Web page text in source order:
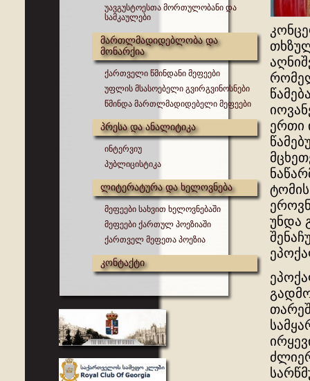
უავგუსტოესთა მორთულობანი და
სამკაულები
მართლმადიდებლობა და
მონარქია
ქართველი წმინდანი მეფეები
უფლის მსასოებელი გვირგვინოსნები
წმინდა მართლმადიდებელი მეფეები
პრესა და ანალიტიკა
ინტერვიუ
პუბლიცისტიკა
ლიტერატურა და ხელოვნება
მეფეები სახვით ხელოვნებაში
მეფეები ქართულ პოეზიაში
ქართველ მეფეთა პოეზია
კონტაქტი
ერთი
უნდა